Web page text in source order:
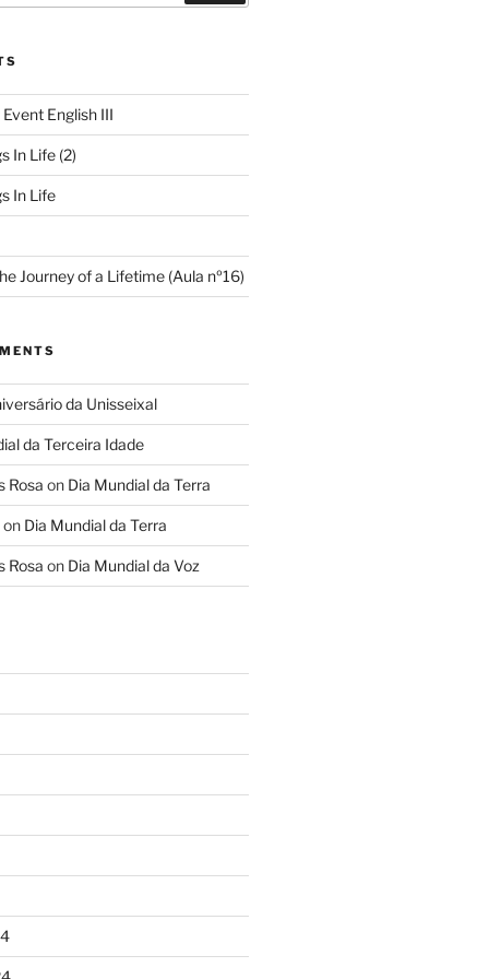
English III
In Life (2)
In Life
Journey of a Lifetime (Aula nº16)
da Unisseixal
da Terceira Idade
Rosa on Dia Mundial da Terra
on Dia Mundial da Terra
Rosa on Dia Mundial da Voz